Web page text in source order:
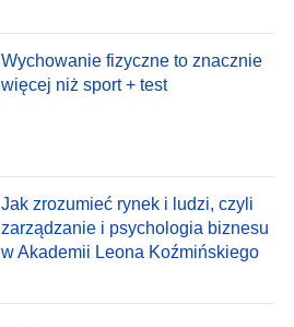
Wychowanie fizyczne to znacznie
więcej niż sport + test
Jak zrozumieć rynek i ludzi, czyli
zarządzanie i psychologia biznesu
w Akademii Leona Koźmińskiego